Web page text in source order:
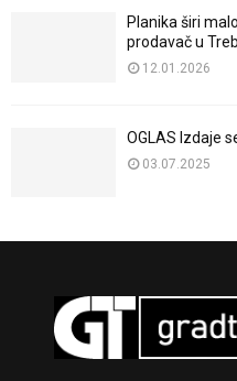
Planika širi
prodavač u
12.01.2026
OGLAS Izdaje
03.07.2025